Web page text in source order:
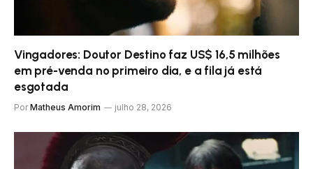
Vingadores: Doutor Destino faz US$ 16,5 milhões
em pré-venda no primeiro dia, e a fila já está
esgotada
Por Matheus Amorim julho 28, 2026